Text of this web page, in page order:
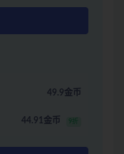
49.9金币
44.91金币 9折